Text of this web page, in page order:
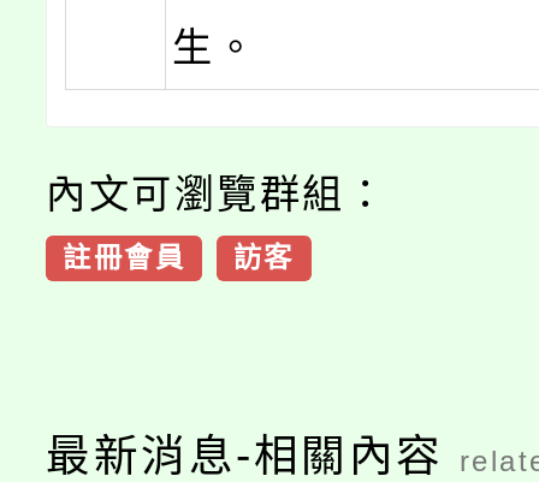
生。
內文可瀏覽群組：
註冊會員 訪客
最新消息-相關內容